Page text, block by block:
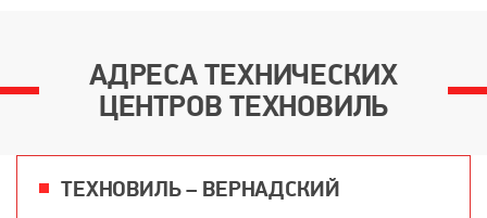
АДРЕСА ТЕХНИЧЕСКИХ
ЦЕНТРОВ ТЕХНОВИЛЬ
ТЕХНОВИЛЬ – ВЕРНАДСКИЙ